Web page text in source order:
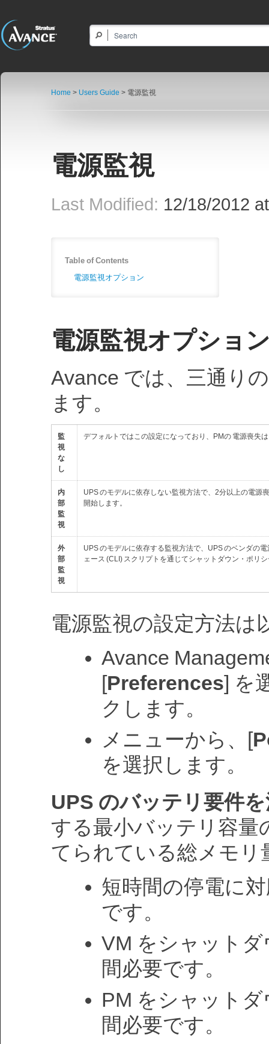
Home > Users Guide > 電源監視
電源監視
Last Modified: 12/18/2012
Table of Contents
電源監視オプション
電源監視オプショ
Avance では、三通り
ます。
監
視
な
し
デフォルトではこの設定になっており、PMの 電源喪失
内
部
監
視
UPS のモデルに依存しない監視方法で、2分以上の電源
開始します。
外
部
監
視
UPS のモデルに依存する監視方法で、UPS のベンダの
ェース (CLI) スクリプトを通じてシャットダウン・ポリ
電源監視の設定方法は
Avance
[Preferences] を
クします。
メニューから、[
を選択します。
UPS のバッテリ要件
する最小バッテリ容量
てられている総メモリ
短時間の停電に
です。
VM をシャット
間必要です。
PM をシャット
間必要です。